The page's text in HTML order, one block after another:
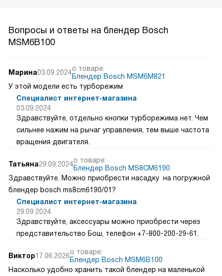
Вопросы и ответы на блендер Bosch
MSM6B100
Марина03.09.2024о товаре:
Блендер Bosch MSM6M821
У этой модели есть турборежим
Специалист интернет-магазина
03.09.2024
Здравствуйте, отдельно кнопки турборежима нет. Чем
сильнее нажим на рычаг управления, тем выше частота
вращения двигателя.
Татьяна29.09.2024о товаре:
Блендер Bosch MS8CM6190
Здравствуйте. Можно приобрести насадку на погружной
блендер bosch ms8cm6190/01?
Специалист интернет-магазина
29.09.2024
Здравствуйте, аксессуары можно приобрести через
представительство Бош, телефон +7-800-200-29-61.
Виктор17.06.2026о товаре:
Блендер Bosch MSM6B100
Насколько удобно хранить такой блендер на маленькой